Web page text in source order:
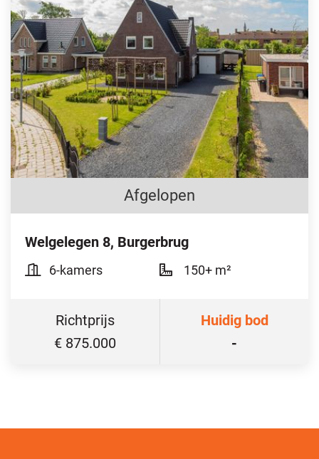
Afgelopen
Welgelegen 8, Burgerbrug
6-kamers 150+ m²
Richtprijs
Huidig bod
€ 875.000
-